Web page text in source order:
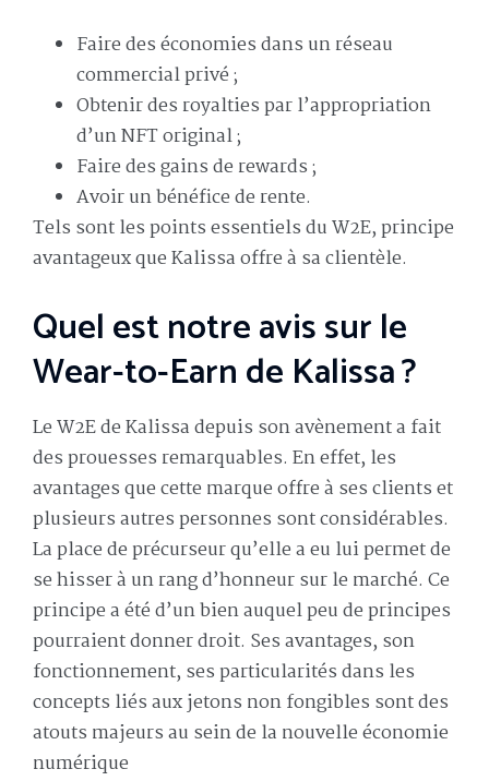
Faire des économies dans un réseau
commercial privé ;
Obtenir des royalties par l’appropriation
d’un NFT original ;
Faire des gains de rewards ;
Avoir un bénéfice de rente.
Tels sont les points essentiels du W2E, principe
avantageux que Kalissa offre à sa clientèle.
Quel est notre avis sur le
Wear-to-Earn de Kalissa ?
Le W2E de Kalissa depuis son avènement a fait
des prouesses remarquables. En effet, les
avantages que cette marque offre à ses clients et
plusieurs autres personnes sont considérables.
La place de précurseur qu’elle a eu lui permet de
se hisser à un rang d’honneur sur le marché. Ce
principe a été d’un bien auquel peu de principes
pourraient donner droit. Ses avantages, son
fonctionnement, ses particularités dans les
concepts liés aux jetons non fongibles sont des
atouts majeurs au sein de la nouvelle économie
numérique